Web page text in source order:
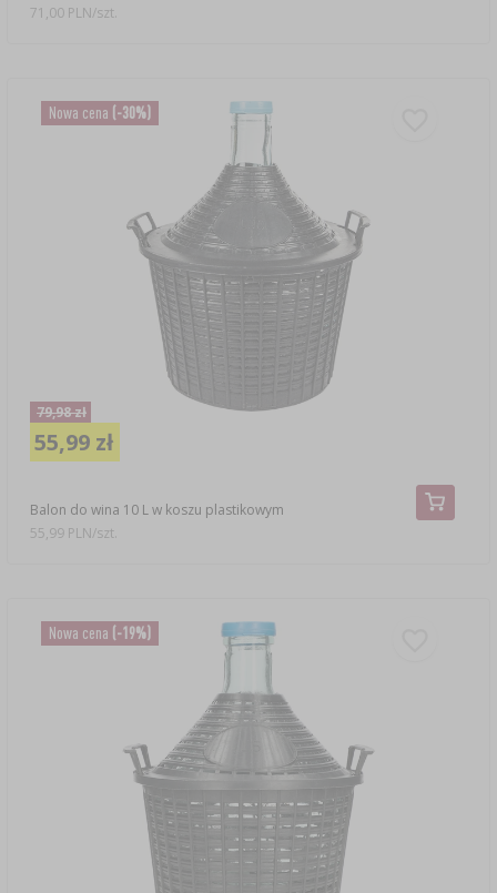
71,00 PLN/szt.
Nowa cena (-30%)
Balon do wina 10 L w koszu plastikowym
79,98 zł
55,99 zł
55,99 PLN/szt.
Nowa cena (-19%)